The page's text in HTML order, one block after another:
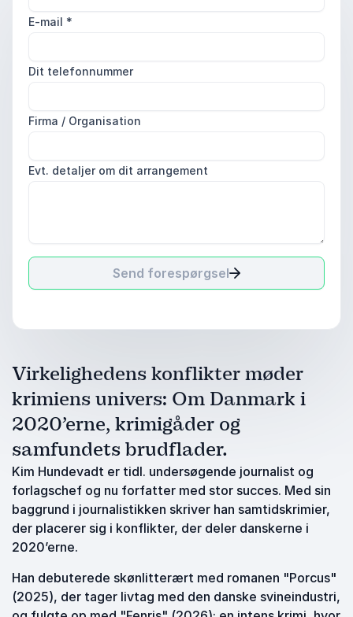
E-mail *
Dit telefonnummer
Firma / Organisation
Evt. detaljer om dit arrangement
Send forespørgsel
Virkelighedens konflikter møder
krimiens univers: Om Danmark i
2020’erne, krimigåder og
samfundets brudflader.
Kim Hundevadt er tidl. undersøgende journalist og
forlagschef og nu forfatter med stor succes. Med sin
baggrund i journalistikken skriver han samtidskrimier,
der placerer sig i konflikter, der deler danskerne i
2020’erne.
Han debuterede skønlitterært med romanen "Porcus"
(2025), der tager livtag med den danske svineindustri,